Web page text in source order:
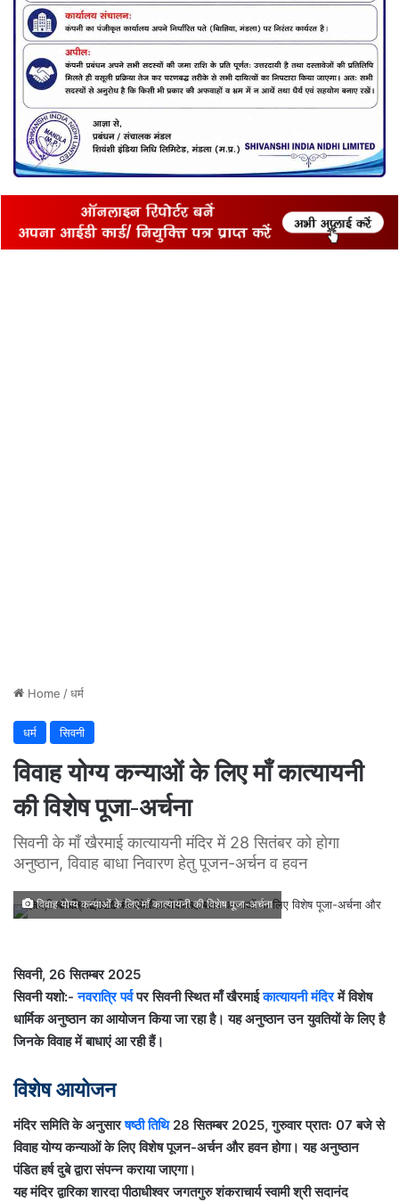
Home /धर्म
धर्म सिवनी
विवाह योग्य कन्याओं के लिए माँ कात्यायनी
की विशेष पूजा-अर्चना
सिवनी के माँ खैरमाई कात्यायनी मंदिर में 28 सितंबर को होगा
अनुष्ठान, विवाह बाधा निवारण हेतु पूजन-अर्चन व हवन
विवाह योग्य कन्याओं के लिए माँ कात्यायनी की विशेष पूजा-अर्चना
सिवनी, 26 सितम्बर 2025
सिवनी यशो:-नवरात्रि पर्वपर सिवनी स्थित माँ खैरमाईकात्यायनी मंदिरमें विशेष
धार्मिक अनुष्ठान का आयोजन किया जा रहा है। यह अनुष्ठान उन युवतियों के लिए है
जिनके विवाह में बाधाएं आ रही हैं।
विशेष आयोजन
मंदिर समिति के अनुसारषष्ठी तिथि28 सितम्बर 2025, गुरुवार प्रातः 07 बजे से
विवाह योग्य कन्याओं के लिए विशेष पूजन-अर्चन और हवन होगा। यह अनुष्ठान
पंडित हर्ष दुबे द्वारा संपन्न कराया जाएगा।
यह मंदिर द्वारिका शारदा पीठाधीश्वर जगतगुरु शंकराचार्य स्वामी श्री सदानंद